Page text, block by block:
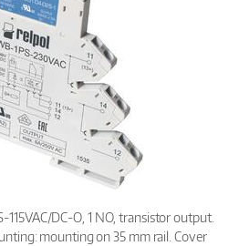
DC-O, 1 NO, transistor output.
mounting on 35 mm rail. Cover